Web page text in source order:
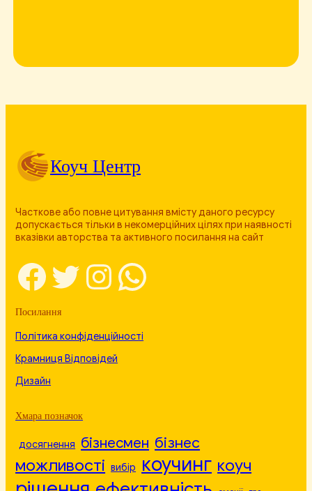
Коуч Центр
Часткове або повне цитування вмісту даного ресурсу
допускається тільки в некомерційних цілях при наявності
вказівки авторства та активного посилання на сайт
Facebook Twitter InstagramWhatsApp
Посилання
Політика конфіденційності
Крамниця Відповідей
Дизайн
Хмара позначок
досягнення бізнесмен бізнес
можливості вибір коучинг коуч